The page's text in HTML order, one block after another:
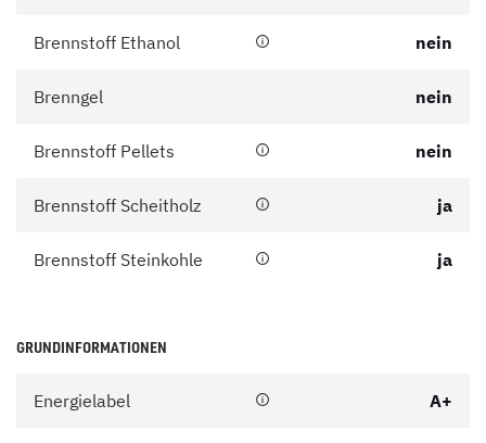
Brennstoff Ethanol nein
Brenngel nein
Brennstoff Pellets nein
Brennstoff Scheitholz ja
Brennstoff Steinkohle ja
GRUNDINFORMATIONEN
Energielabel A+